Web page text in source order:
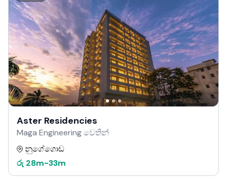
Aster Residencies
Maga Engineering වෙතින්
නුගේගොඩ
රු 28m-33m